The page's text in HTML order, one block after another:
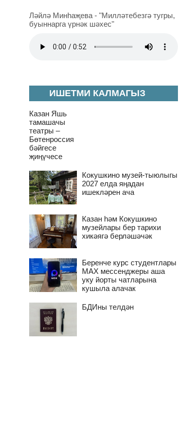
ИШЕТМИ КАЛМАГЫЗ
Казан Яшь
тамашачы
театры –
Бөтенроссия
бәйгесе
җиңүчесе
Кокушкино музей-тыюлыгы
2027 елда яңадан
ишекләрен ача
Казан һәм Кокушкино
музейлары бер тарихи
хикәягә берләшәчәк
Беренче курс студентлары
MAX мессенджеры аша
уку йорты чатларына
кушыла алачак
БДИны телдән
Ләйлә Минһаҗева - "Милләтебезгә тугры,
буыннарга үрнәк шәхес"